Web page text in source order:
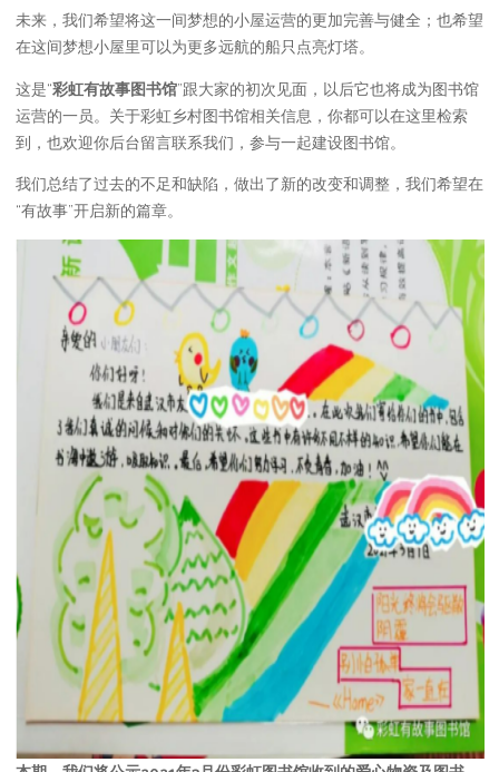
未来，我们希望将这一间梦想的小屋运营的更加完善与健全；也希望
在这间梦想小屋里可以为更多远航的船只点亮灯塔。
这是“彩虹有故事图书馆”跟大家的初次见面，以后它也将成为图书馆
运营的一员。关于彩虹乡村图书馆相关信息，你都可以在这里检索
到，也欢迎你后台留言联系我们，参与一起建设图书馆。
我们总结了过去的不足和缺陷，做出了新的改变和调整，我们希望在
“有故事”开启新的篇章。